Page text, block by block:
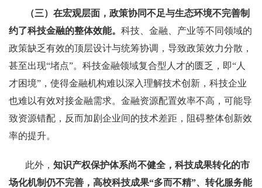
（三）在宏观层面，政策协同不足与生态环境不完善制
约了科技金融的整体效能。 科技、金融、产业等不同领域的
政策缺乏有效的顶层设计与统筹协调，导致政策效力分散，
甚至出现“堵点”。科技金融领域复合型人才的匮乏，即“人
才困境”，使得金融机构难以深入理解技术创新，科技企业
也难以有效对接金融需求。金融资源配置效率不高，可能导
致资源错配，反而加剧企业间的技术差距，阻碍整体创新效
率的提升。
此外， 知识产权保护体系尚不健全，科技成果转化的市
场化机制仍不完善，高校科技成果“多而不精”、转化服务能